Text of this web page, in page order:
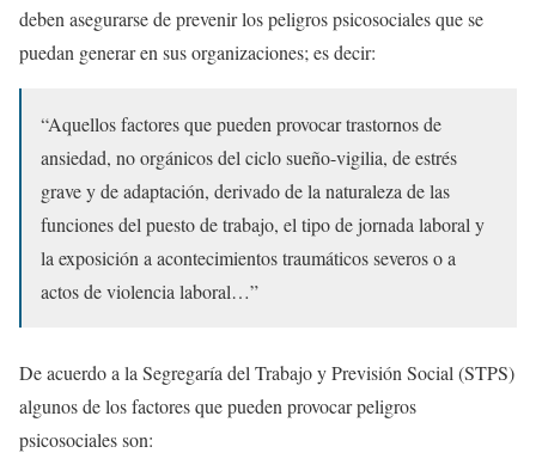
deben asegurarse de prevenir los peligros psicosociales que se
puedan generar en sus organizaciones; es decir:
“Aquellos factores que pueden provocar trastornos de
ansiedad, no orgánicos del ciclo sueño-vigilia, de estrés
grave y de adaptación, derivado de la naturaleza de las
funciones del puesto de trabajo, el tipo de jornada laboral y
la exposición a acontecimientos traumáticos severos o a
actos de violencia laboral…”
De acuerdo a la Segregaría del Trabajo y Previsión Social (STPS)
algunos de los factores que pueden provocar peligros
psicosociales son: